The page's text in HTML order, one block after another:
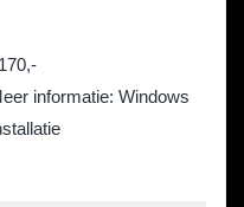
informatie: Windows